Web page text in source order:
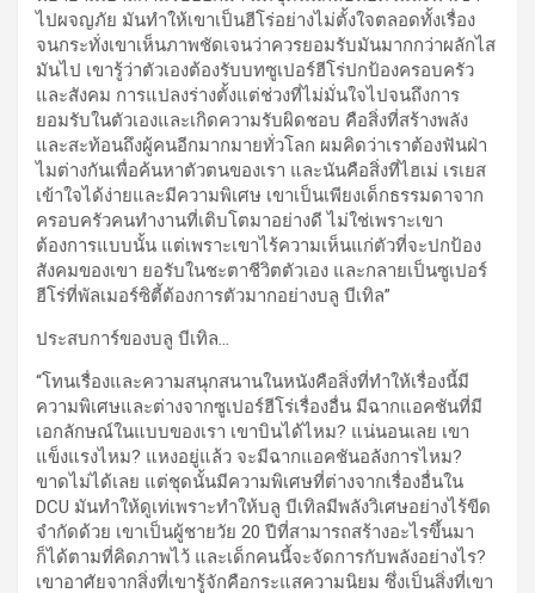
ไปผจญภัย มันทำให้เขาเป็นฮีโร่อย่างไม่ตั้งใจตลอดทั้งเรื่อง
จนกระทั่งเขาเห็นภาพชัดเจนว่าควรยอมรับมันมากกว่าผลักไส
มันไป เขารู้ว่าตัวเองต้องรับบทซูเปอร์ฮีโร่ปกป้องครอบครัว
และสังคม การแปลงร่างตั้งแต่ช่วงที่ไม่มั่นใจไปจนถึงการ
ยอมรับในตัวเองและเกิดความรับผิดชอบ คือสิ่งที่สร้างพลัง
และสะท้อนถึงผู้คนอีกมากมายทั่วโลก ผมคิดว่าเราต้องฟันฝ่า
ไมต่างกันเพื่อค้นหาตัวตนของเรา และนันคือสิ่งที่ไฮเม่ เรเยส
เข้าใจได้ง่ายและมีความพิเศษ เขาเป็นเพียงเด็กธรรมดาจาก
ครอบครัวคนทำงานที่เติบโตมาอย่างดี ไม่ใช่เพราะเขา
ต้องการแบบนั้น แต่เพราะเขาไร้ความเห็นแก่ตัวที่จะปกป้อง
สังคมของเขา ยอรับในชะตาชีวิตตัวเอง และกลายเป็นซูเปอร์
ฮีโร่ที่พัลเมอร์ซิตี้ต้องการตัวมากอย่างบลู บีเทิล”
ประสบการ์ของบลู บีเทิล…
“โทนเรื่องและความสนุกสนานในหนังคือสิ่งที่ทำให้เรื่องนี้มี
ความพิเศษและต่างจากซูเปอร์ฮีโร่เรื่องอื่น มีฉากแอคชันที่มี
เอกลักษณ์ในแบบของเรา เขาบินได้ไหม? แน่นอนเลย เขา
แข็งแรงไหม? แหงอยู่แล้ว จะมีฉากแอคชันอลังการไหม?
ขาดไม่ได้เลย แต่ชุดนั้นมีความพิเศษที่ต่างจากเรื่องอื่นใน
DCU มันทำให้ดูเท่เพราะทำให้บลู บีเทิลมีพลังวิเศษอย่างไร้ขีด
จำกัดด้วย เขาเป็นผู้ชายวัย 20 ปีที่สามารถสร้างอะไรขึ้นมา
ก็ได้ตามที่คิดภาพไว้ และเด็กคนนี้จะจัดการกับพลังอย่างไร?
เขาอาศัยจากสิ่งที่เขารู้จักคือกระแสความนิยม ซึ่งเป็นสิ่งที่เขา